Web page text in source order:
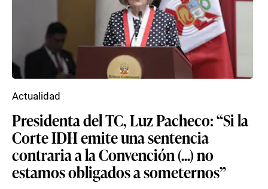
Presidenta del TC, Luz Pacheco: “Si la
Corte IDH emite una sentencia
contraria a la Convención (...) no
estamos obligados a someternos”
Actualidad